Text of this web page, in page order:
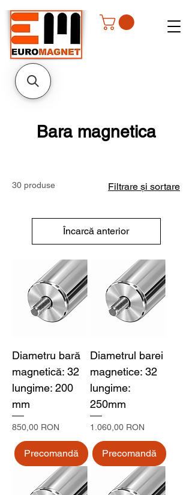
Bara magnetica
30 produse Filtrare și sortare
Încarcă anterior
Diametru bară
magnetică: 32
lungime: 200
mm
Preț
850,00 RON
Precomandă
Diametrul barei
magnetice: 32
lungime:
250mm
Preț
1.060,00 RON
Precomandă